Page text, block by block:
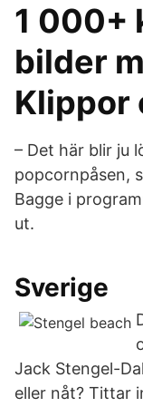
1 000+
bilder
Klippor
– Det här blir ju
popcornpåsen,
Bagge i
ut.
Sverige
Jack Stengel-
eller nåt? Tittar